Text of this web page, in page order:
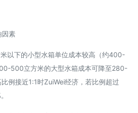
因素
以下的小型水箱单位成本较高（约400-
500立方米的大型水箱成本可降至280-
例接近1:1时ZuiWei经济，若比例超过